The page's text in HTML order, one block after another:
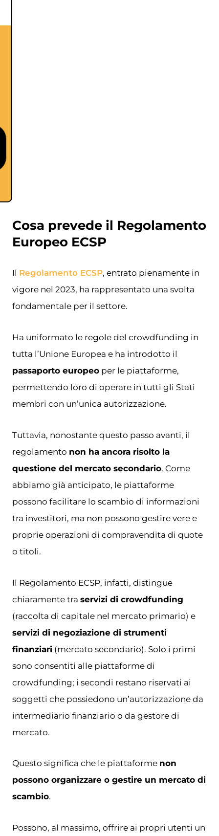
Cosa prevede il Regolamento
Europeo ECSP
Il Regolamento ECSP, entrato pienamente in
vigore nel 2023, ha rappresentato una svolta
fondamentale per il settore.
Ha uniformato le regole del crowdfunding in
tutta l’Unione Europea e ha introdotto il
passaporto europeo per le piattaforme,
permettendo loro di operare in tutti gli Stati
membri con un’unica autorizzazione.
Tuttavia, nonostante questo passo avanti, il
regolamento non ha ancora risolto la
questione del mercato secondario. Come
abbiamo già anticipato, le piattaforme
possono facilitare lo scambio di informazioni
tra investitori, ma non possono gestire vere e
proprie operazioni di compravendita di quote
o titoli.
Il Regolamento ECSP, infatti, distingue
chiaramente tra servizi di crowdfunding
(raccolta di capitale nel mercato primario) e
servizi di negoziazione di strumenti
finanziari (mercato secondario). Solo i primi
sono consentiti alle piattaforme di
crowdfunding; i secondi restano riservati ai
soggetti che possiedono un’autorizzazione da
intermediario finanziario o da gestore di
mercato.
Questo significa che le piattaforme non
possono organizzare o gestire un mercato di
scambio.
Possono, al massimo, offrire ai propri utenti un